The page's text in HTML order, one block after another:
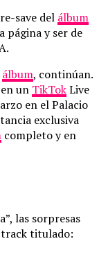
save del álbum
página y ser de
álbum, continúan.
un TikTokLive
en el Palacio
exclusiva
completo y en
las sorpresas
track titulado: